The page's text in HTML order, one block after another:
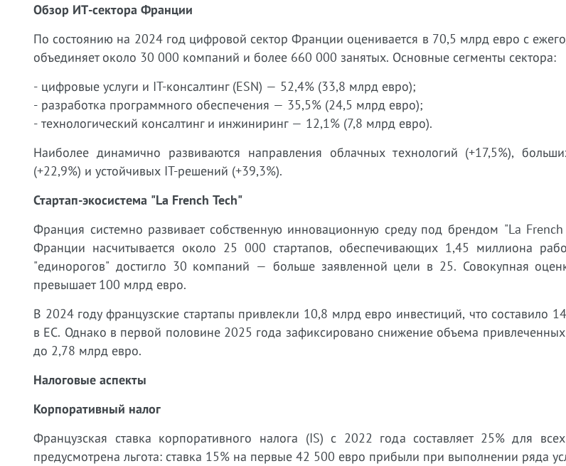
Обзор ИТ-сектора Франции
По состоянию на 2024 год цифровой сектор Франции оценивается в 70,5 млрд евро с
объединяет около 30 000 компаний и более 660 000 занятых. Основные сегменты сектора:
- цифровые услуги и IT-консалтинг (ESN) — 52,4% (33,8 млрд евро);
- разработка программного обеспечения — 35,5% (24,5 млрд евро);
- технологический консалтинг и инжиниринг — 12,1% (7,8 млрд евро).
Наиболее динамично развиваются направления облачных технологий (+17,5%),
(+22,9%) и устойчивых IT-решений (+39,3%).
Стартап-экосистема "La French Tech"
Франция системно развивает собственную инновационную среду под брендом "La
Франции насчитывается около 25 000 стартапов, обеспечивающих 1,45 миллиона
"единорогов" достигло 30 компаний — больше заявленной цели в 25. Совокупная
превышает 100 млрд евро.
В 2024 году французские стартапы привлекли 10,8 млрд евро инвестиций, что составило
в ЕС. Однако в первой половине 2025 года зафиксировано снижение объема
до 2,78 млрд евро.
Налоговые аспекты
Корпоративный налог
Французская ставка корпоративного налога (IS) с 2022 года составляет 25% для
предусмотрена льгота: ставка 15% на первые 42 500 евро прибыли при выполнении ряда